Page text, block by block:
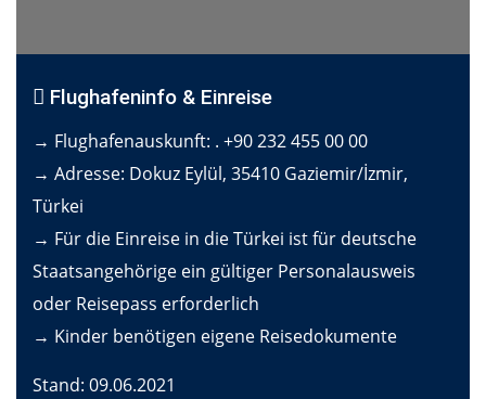
Flughafeninfo & Einreise
→ Flughafenauskunft: . +90 232 455 00 00
→ Adresse: Dokuz Eylül, 35410 Gaziemir/İzmir,
Türkei
→ Für die Einreise in die Türkei ist für deutsche
Staatsangehörige ein gültiger Personalausweis
oder Reisepass erforderlich
→ Kinder benötigen eigene Reisedokumente
Stand: 09.06.2021